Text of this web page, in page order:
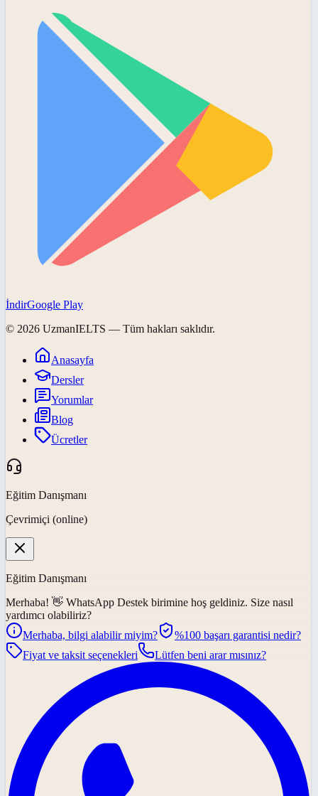
İndirGoogle Play
© 2026 UzmanIELTS — Tüm hakları saklıdır.
Anasayfa
Dersler
Yorumlar
Blog
Ücretler
Eğitim Danışmanı
Çevrimiçi (online)
Eğitim Danışmanı
Merhaba! 👋 WhatsApp Destek birimine hoş geldiniz. Size nasıl
yardımcı olabiliriz?
Merhaba, bilgi alabilir miyim?
%100 başarı garantisi nedir?
Fiyat ve taksit seçenekleri
Lütfen beni arar mısınız?